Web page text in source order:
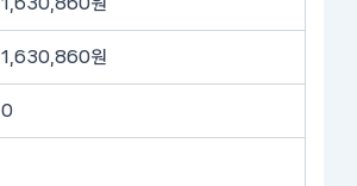
1,630,860원
1,630,860원
0